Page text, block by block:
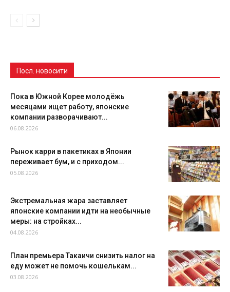
Посл. новосити
Пока в Южной Корее молодёжь
месяцами ищет работу, японские
компании разворачивают...
06.08.2026
Рынок карри в пакетиках в Японии
переживает бум, и с приходом...
05.08.2026
Экстремальная жара заставляет
японские компании идти на необычные
меры: на стройках...
04.08.2026
План премьера Такаичи снизить налог на
еду может не помочь кошелькам...
03.08.2026